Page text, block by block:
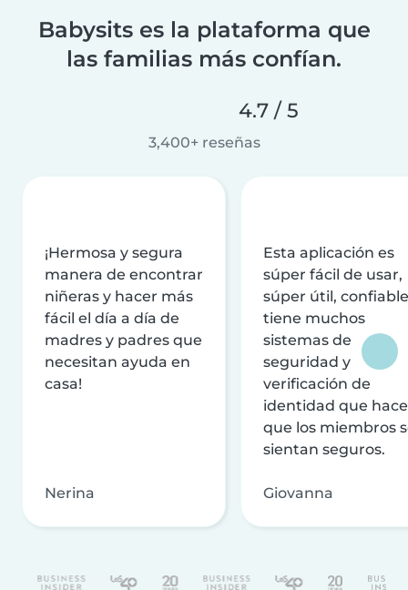
Babysits es la plataforma que
las familias más confían.
4.7 / 5
3,400+ reseñas
¡Hermosa y segura
manera de encontrar
niñeras y hacer más
fácil el día a día de
madres y padres que
necesitan ayuda en
casa!
Nerina
Esta aplicación es
súper fácil de usar,
súper útil,
tiene muchos
sistemas de
seguridad y
verificación de
identidad que
que los miembros
sientan seguros.
Giovanna